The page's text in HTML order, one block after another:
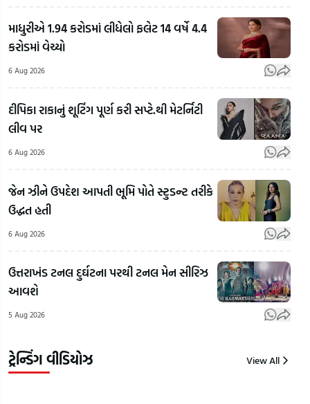
માધુરીએ 1.94 કરોડમાં લીધેલો ફલેટ 14 વર્ષે 4.4
કરોડમાં વેચ્યો
6 Aug 2026
દીપિકા રાકાનું શૂટિંગ પૂર્ણ કરી સપ્ટે.થી મેટર્નિટી
લીવ પર
6 Aug 2026
જેન ઝીને ઉપદેશ આપતી ભૂમિ પોતે સ્ટુડન્ટ તરીકે
ઉદ્ધત હતી
6 Aug 2026
ઉત્તરાખંડ ટનલ દુર્ઘટના પરથી ટનલ મેન સીરિઝ
આવશે
5 Aug 2026
ટ્રેન્ડિંગ વીડિયોઝ View All
Mohan
Bhagwat
On Gen Z:
સરસંઘચાલક
મોહન
બતાવ્યો જેન
ભરોસો!
7
On
સમલૈંગિક